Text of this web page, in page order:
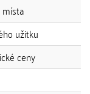
užitku
ceny